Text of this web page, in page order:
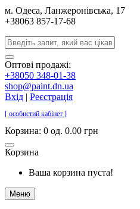
м. Одеса, Ланжеронiвська, 17
+38063 857-17-68
Оптові продажі:
+38050 348-01-38
shop@paint.dn.ua
Вхід | Реєстрація
[ особистий кабінет ]
Корзина: 0 од. 0.00 грн
Корзина
Ваша корзина пуста!
Меню